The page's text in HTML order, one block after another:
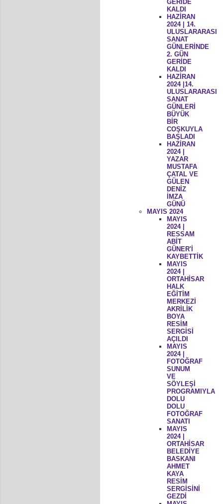
GERİDE
KALDI
HAZİRAN
2024 | 14.
ULUSLARARASI
SANAT
GÜNLERİNDE
2. GÜN
GERİDE
KALDI
HAZİRAN
2024 |14.
ULUSLARARASI
SANAT
GÜNLERİ
BÜYÜK
BİR
COŞKUYLA
BAŞLADI
HAZİRAN
2024 |
YAZAR
MUSTAFA
ÇATAL VE
GÜLEN
DENİZ
İMZA
GÜNÜ
MAYIS 2024
MAYIS
2024 |
RESSAM
ABİT
GÜNER'İ
KAYBETTİK
MAYIS
2024 |
ORTAHİSAR
HALK
EĞİTİM
MERKEZİ
AKRİLİK
BOYA
RESİM
SERGİSİ
AÇILDI
MAYIS
2024 |
FOTOĞRAF
SUNUM
VE
SÖYLEŞİ
PROGRAMIYLA
DOLU
DOLU
FOTOĞRAF
SANATI
MAYIS
2024 |
ORTAHİSAR
BELEDİYE
BASKANI
AHMET
KAYA
RESİM
SERGİSİNİ
GEZDİ